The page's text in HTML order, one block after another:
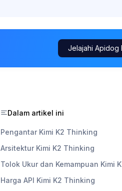
Jelajahi Apidog
Dalam artikel ini
Pengantar Kimi K2 Thinking
Arsitektur Kimi K2 Thinking
Tolok Ukur dan Kemampuan Kimi
Harga API Kimi K2 Thinking